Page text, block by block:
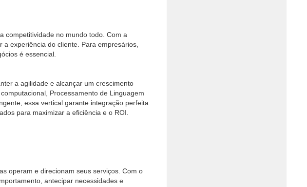
competitividade no mundo todo. Com a
experiência do cliente. Para empresários,
é essencial.
a agilidade e alcançar um crescimento
Processamento de Linguagem
essa vertical garante integração perfeita
para maximizar a eficiência e o ROI.
operam e direcionam seus serviços. Com o
antecipar necessidades e